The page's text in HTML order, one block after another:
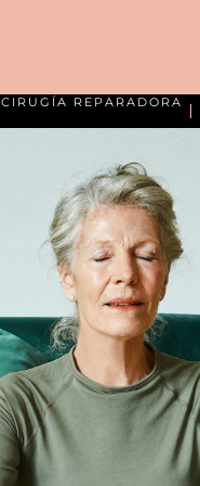
CIRUGÍA REPARADORA